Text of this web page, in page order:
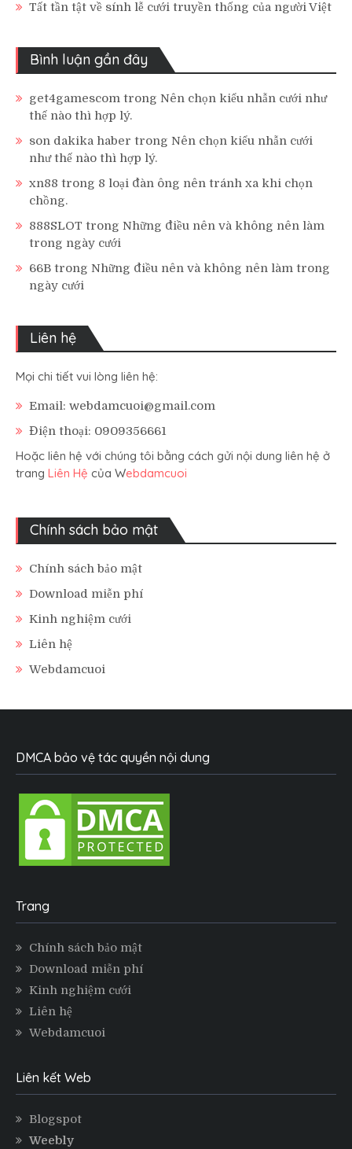
Tất tần tật về sính lễ cưới truyền thống của người Việt
Bình luận gần đây
get4gamescom trong Nên chọn kiểu nhẫn cưới như
thế nào thì hợp lý.
son dakika haber trong Nên chọn kiểu nhẫn cưới
như thế nào thì hợp lý.
xn88 trong 8 loại đàn ông nên tránh xa khi chọn
chồng.
888SLOT trong Những điều nên và không nên làm
trong ngày cưới
66B trong Những điều nên và không nên làm trong
ngày cưới
Liên hệ
Mọi chi tiết vui lòng liên hệ:
Email: webdamcuoi@gmail.com
Điện thoại: 0909356661
Hoặc liên hệ với chúng tôi bằng cách gửi nội dung liên hệ ở
trang Liên Hệ của Webdamcuoi
Chính sách bảo mật
Chính sách bảo mật
Download miễn phí
Kinh nghiệm cưới
Liên hệ
Webdamcuoi
DMCA bảo vệ tác quyền nội dung
Trang
Chính sách bảo mật
Download miễn phí
Kinh nghiệm cưới
Liên hệ
Webdamcuoi
Liên kết Web
Blogspot
Weebly